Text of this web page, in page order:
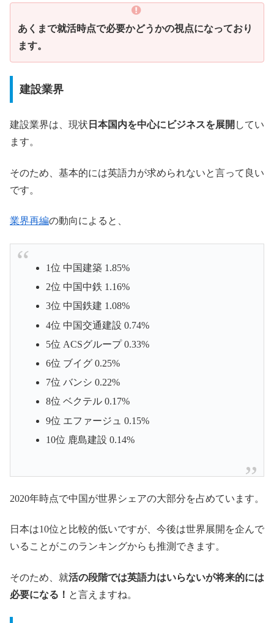
あくまで就活時点で必要かどうかの視点になっており
ます。
建設業界
建設業界は、現状 日本国内を中心にビジネスを展開 してい
ます。
そのため、基本的には英語力が求められないと言って良い
です。
業界再編の動向によると、
1位 中国建築 1.85%
2位 中国中鉄 1.16%
3位 中国鉄建 1.08%
4位 中国交通建設 0.74%
5位 ACSグループ 0.33%
6位 ブイグ 0.25%
7位 バンシ 0.22%
8位 ベクテル 0.17%
9位 エファージュ 0.15%
10位 鹿島建設 0.14%
2020年時点で中国が世界シェアの大部分を占めています。
日本は10位と比較的低いですが、今後は世界展開を企んで
いることがこのランキングからも推測できます。
そのため、就活の段階では英語力はいらないが将来的には
必要になる！ と言えますね。